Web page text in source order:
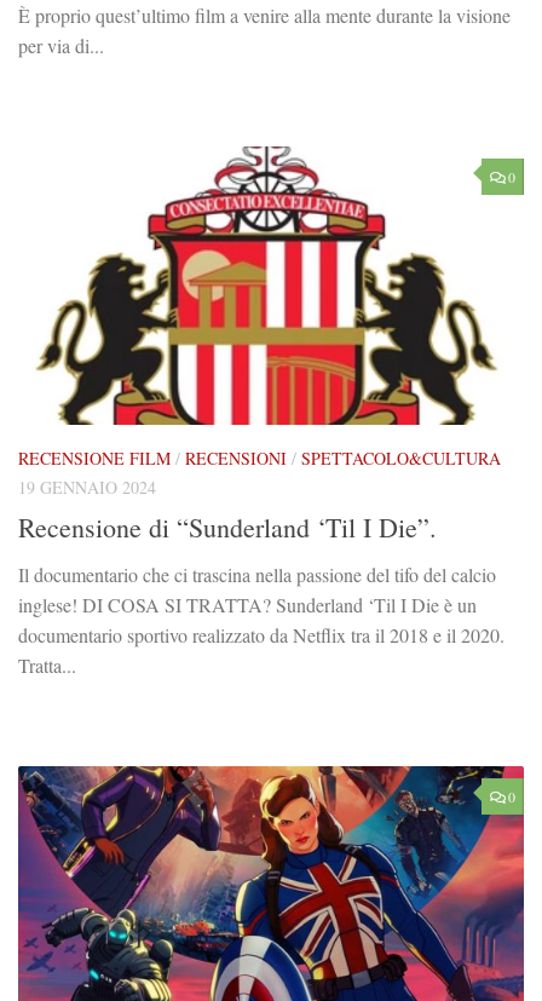
È proprio quest’ultimo film a venire alla mente durante la visione
per via di...
0
RECENSIONE FILM / RECENSIONI / SPETTACOLO&CULTURA
19 GENNAIO 2024
Recensione di “Sunderland ‘Til I Die”.
Il documentario che ci trascina nella passione del tifo del calcio
inglese! DI COSA SI TRATTA? Sunderland ‘Til I Die è un
documentario sportivo realizzato da Netflix tra il 2018 e il 2020.
Tratta...
0